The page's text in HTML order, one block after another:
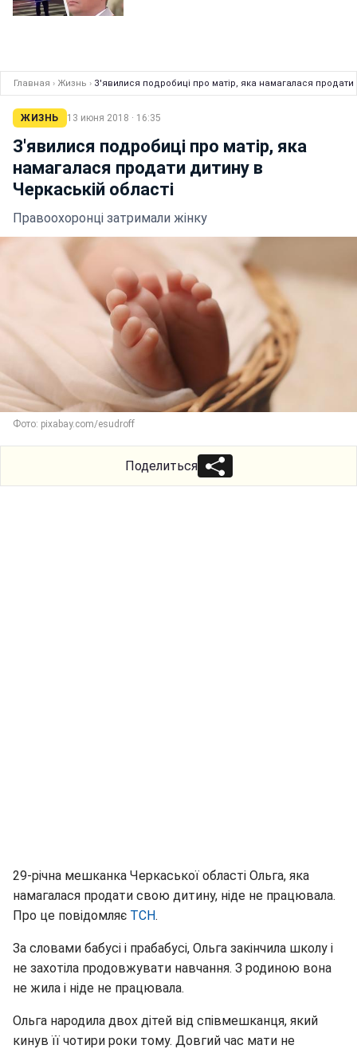
Главная › Жизнь › З'явилися подробиці про матір, яка намагалася продати
ЖИЗНЬ 13 июня 2018 · 16:35
З'явилися подробиці про матір, яка
намагалася продати дитину в
Черкаській області
Правоохоронці затримали жінку
Фото: pixabay.com/esudroff
Поделиться
29-річна мешканка Черкаської області Ольга, яка
намагалася продати свою дитину, ніде не працювала.
Про це повідомляє ТСН.
За словами бабусі і прабабусі, Ольга закінчила школу і
не захотіла продовжувати навчання. З родиною вона
не жила і ніде не працювала.
Ольга народила двох дітей від співмешканця, який
кинув її чотири роки тому. Довгий час мати не